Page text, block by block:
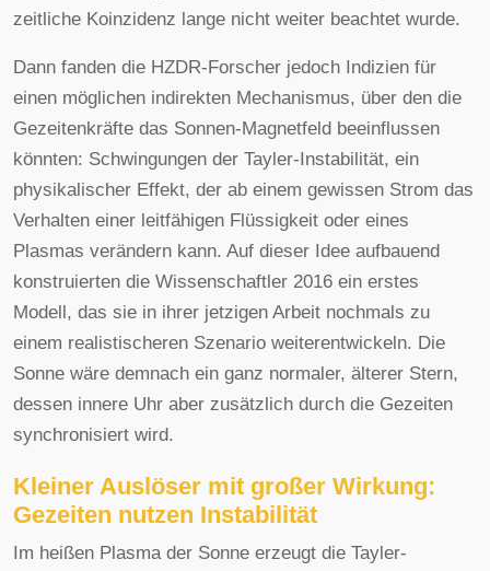
zeitliche Koinzidenz lange nicht weiter beachtet wurde.
Dann fanden die HZDR-Forscher jedoch Indizien für
einen möglichen indirekten Mechanismus, über den die
Gezeitenkräfte das Sonnen-Magnetfeld beeinflussen
könnten: Schwingungen der Tayler-Instabilität, ein
physikalischer Effekt, der ab einem gewissen Strom das
Verhalten einer leitfähigen Flüssigkeit oder eines
Plasmas verändern kann. Auf dieser Idee aufbauend
konstruierten die Wissenschaftler 2016 ein erstes
Modell, das sie in ihrer jetzigen Arbeit nochmals zu
einem realistischeren Szenario weiterentwickeln. Die
Sonne wäre demnach ein ganz normaler, älterer Stern,
dessen innere Uhr aber zusätzlich durch die Gezeiten
synchronisiert wird.
Kleiner Auslöser mit großer Wirkung:
Gezeiten nutzen Instabilität
Im heißen Plasma der Sonne erzeugt die Tayler-